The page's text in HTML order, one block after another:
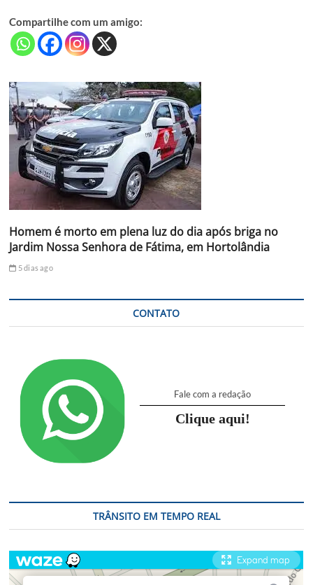
Compartilhe com um amigo:
Homem é morto em plena luz do dia após briga no
Jardim Nossa Senhora de Fátima, em Hortolândia
5 dias ago
CONTATO
Fale com a redação
Clique aqui!
TRÂNSITO EM TEMPO REAL